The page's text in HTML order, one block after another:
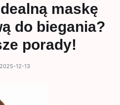
maskę
do biegania?
porady!
2025-12-13